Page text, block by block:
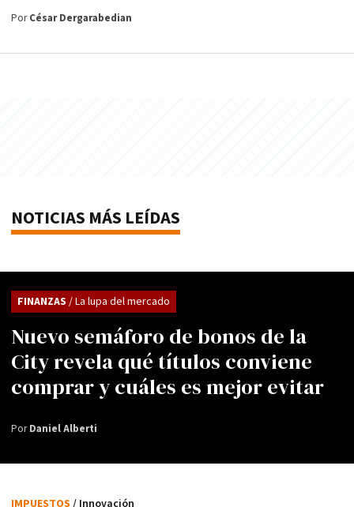
PorCésar Dergarabedian
NOTICIAS MÁS LEÍDAS
Nuevo semáforo de bonos de la
City revela qué títulos conviene
comprar y cuáles es mejor evitar
FINANZAS / La lupa del mercado
PorDaniel Alberti
IMPUESTOS / Innovación